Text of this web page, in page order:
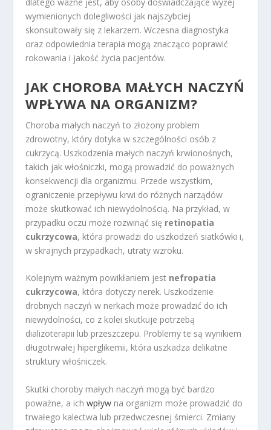
wymienionych dolegliwości jak najszybciej
skonsultowały się z lekarzem. Wczesna diagnostyka
oraz odpowiednia terapia mogą znacząco poprawić
rokowania i jakość życia pacjentów.
JAK CHOROBA MAŁYCH NACZYŃ
WPŁYWA NA ORGANIZM?
Choroba małych naczyń to złożony problem
zdrowotny, który dotyka w szczególności osób z
cukrzycą. Uszkodzenia małych naczyń krwionośnych,
takich jak włośniczki, mogą prowadzić do poważnych
konsekwencji dla organizmu. Przede wszystkim,
ograniczenie przepływu krwi do różnych narządów
może skutkować ich niewydolnością. Na przykład, w
przypadku oczu może rozwinąć się retinopatia
cukrzycowa, która prowadzi do uszkodzeń siatkówki i,
w skrajnych przypadkach, utraty wzroku.
Kolejnym ważnym powikłaniem jest nefropatia
cukrzycowa, która dotyczy nerek. Uszkodzenie
drobnych naczyń w nerkach może prowadzić do ich
niewydolności, co z kolei skutkuje potrzebą
dializoterapii lub przeszczepu. Problemy te są wynikiem
długotrwałej hiperglikemii, która uszkadza delikatne
struktury włośniczek.
Skutki choroby małych naczyń mogą być bardzo
poważne, a ichwpływ na organizm może prowadzić do
trwałego kalectwa lub przedwczesnej śmierci. Zmiany